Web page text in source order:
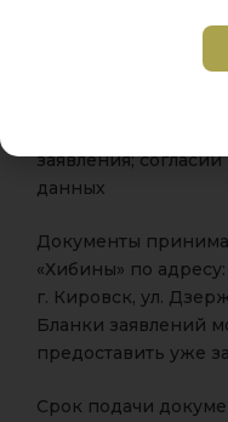
г. Кировск, ул.
Порядок
заявления;
данных
Документы
«Хибины» по адресу:
г. Кировск, ул.
Бланки заявлений
предоставить уже
Срок подачи